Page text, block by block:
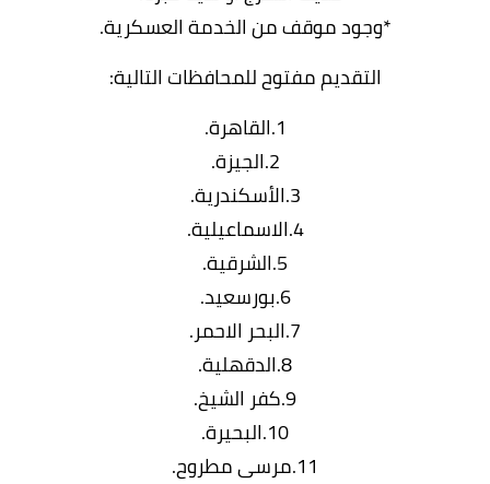
*وجود موقف من الخدمة العسكرية.
التقديم مفتوح للمحافظات التالية:
1.القاهرة.
2.الجيزة.
3.الأسكندرية.
4.الاسماعيلية.
5.الشرقية.
6.بورسعيد.
7.البحر الاحمر.
8.الدقهلية.
9.كفر الشيخ.
10.البحيرة.
11.مرسى مطروح.